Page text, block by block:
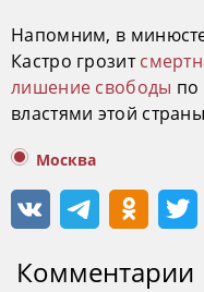
Напомним, в
Кастро грозит
лишение свободы по
властями этой
Москва
Комментарии